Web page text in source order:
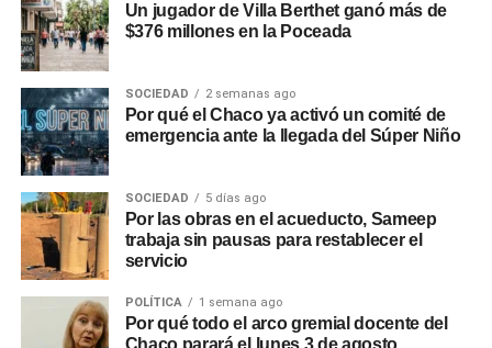
Un jugador de Villa Berthet ganó más de
$376 millones en la Poceada
SOCIEDAD 2 semanas ago
Por qué el Chaco ya activó un comité de
emergencia ante la llegada del Súper Niño
SOCIEDAD 5 días ago
Por las obras en el acueducto, Sameep
trabaja sin pausas para restablecer el
servicio
POLÍTICA 1 semana ago
Por qué todo el arco gremial docente del
Chaco parará el lunes 3 de agosto